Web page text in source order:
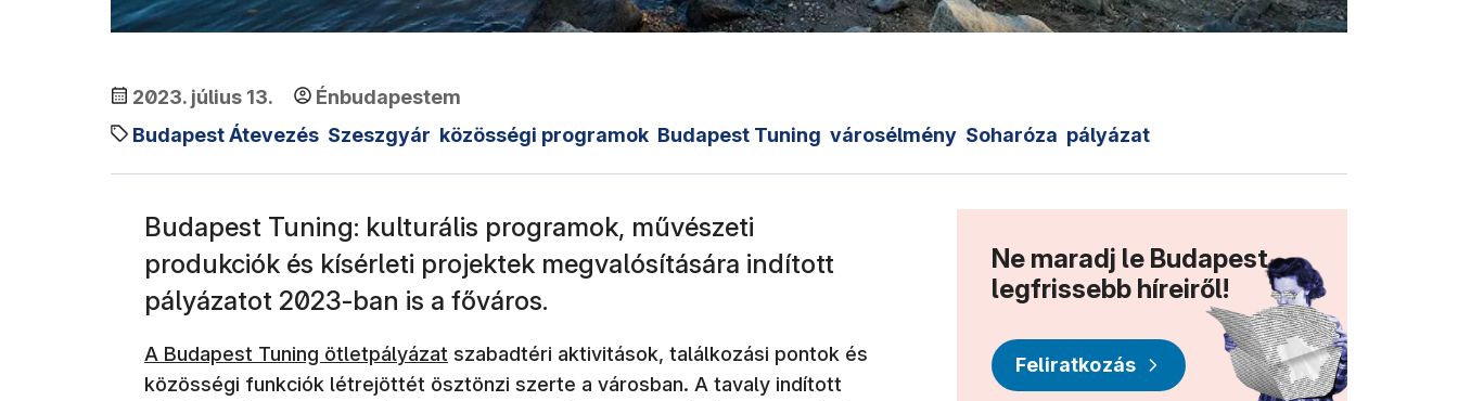
2023. július 13.
Énbudapestem
Budapest Átevezés Szeszgyár közösségi programok Budapest Tuning városélmény Soharóza pályázat
Budapest Tuning: kulturális programok, művészeti
produkciók és kísérleti projektek megvalósítására indított
pályázatot 2023-ban is a főváros.
(új ablakban nyílik meg)
A Budapest Tuning ötletpályázat szabadtéri aktivitások, találkozási pontok és
közösségi funkciók létrejöttét ösztönzi szerte a városban. A tavaly indított
Ne maradj le Budapest
legfrissebb híreiről!
Feliratkozás